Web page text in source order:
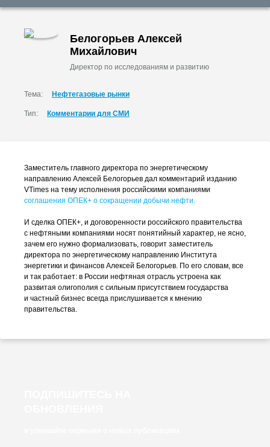
Белогорьев Алексей
Михайлович
Директор по исследованиям и развитию
Тема: Нефтегазовые рынки
Тип: Комментарии для СМИ
Заместитель главного директора по энергетическому
направлению Алексей Белогорьев дал комментарий изданию
VTimes на тему исполнения российскими компаниями
соглашения ОПЕК+ о сокращении добычи нефти.
И сделка ОПЕК+, и договоренности российского правительства
с нефтяными компаниями носят понятийный характер, не ясно,
зачем его нужно формализовать, говорит заместитель
директора по энергетическому направлению Института
энергетики и финансов Алексей Белогорьев. По его словам, все
и так работает: в России нефтяная отрасль устроена как
развитая олигополия с сильным присутствием государства
и частный бизнес всегда прислушивается к мнению
правительства.